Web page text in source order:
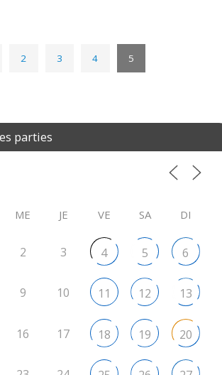
2 3 4 5
parties
ME JE VE SA DI
2 3 4 5 6
9 10 11 12 13
16 17 18 19 20